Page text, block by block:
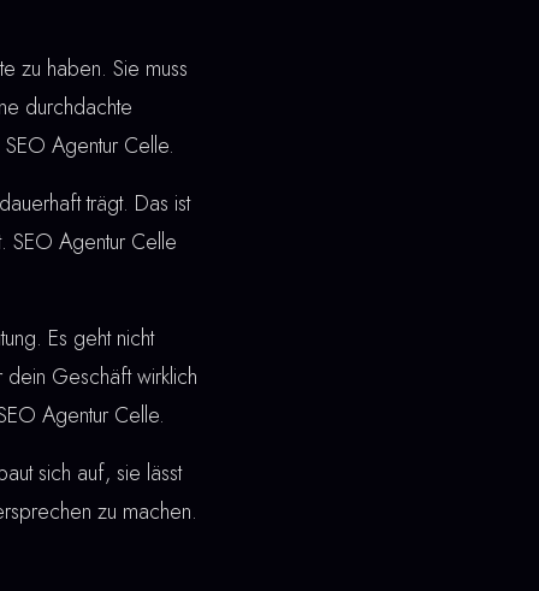
zu haben. Sie muss
durchdachte
Agentur Celle.
trägt. Das ist
SEO Agentur Celle
Es geht nicht
Geschäft wirklich
Agentur Celle.
sich auf, sie lässt
zu machen.